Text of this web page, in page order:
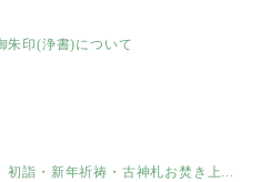
朱印(浄書)について
詣・新年祈祷・古神札お焚き上...